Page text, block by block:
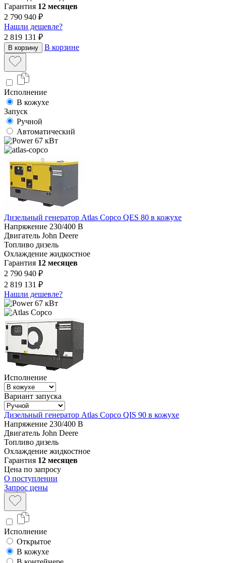
Гарантия 12 месяцев
2 790 940 ₽
Нашли дешевле?
2 819 131 ₽
В корзину В корзине
Исполнение
В кожухе
Запуск
Ручной
Автоматический
67 кВт
Дизельный генератор Atlas Copco QES 80 в кожухе
Напряжение 230/400 В
Двигатель John Deere
Топливо дизель
Охлаждение жидкостное
Гарантия 12 месяцев
2 790 940 ₽
2 819 131 ₽
Нашли дешевле?
67 кВт
Исполнение
Вариант запуска
Дизельный генератор Atlas Copco QIS 90 в кожухе
Напряжение 230/400 В
Двигатель John Deere
Топливо дизель
Охлаждение жидкостное
Гарантия 12 месяцев
Цена по запросу
О поступлении
Запрос цены
Исполнение
Открытое
В кожухе